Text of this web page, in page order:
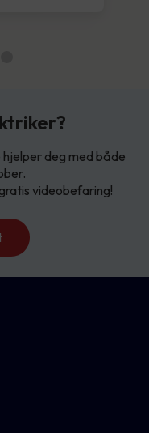
deg med både
videobefaring!